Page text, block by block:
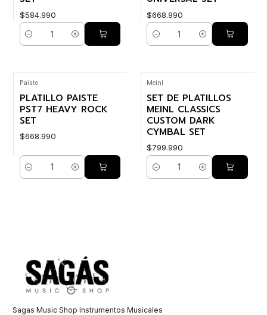
$584.990
Cantidad
$668.990
Cantidad
Paiste
PLATILLO PAISTE
PST7 HEAVY ROCK
SET
$668.990
Cantidad
Meinl
SET DE PLATILLOS
MEINL CLASSICS
CUSTOM DARK
CYMBAL SET
$799.990
Cantidad
Sagas Music Shop Instrumentos Musicales